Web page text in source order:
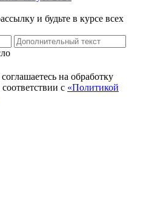
и будьте в курсе всех
на обработку
с «Политикой